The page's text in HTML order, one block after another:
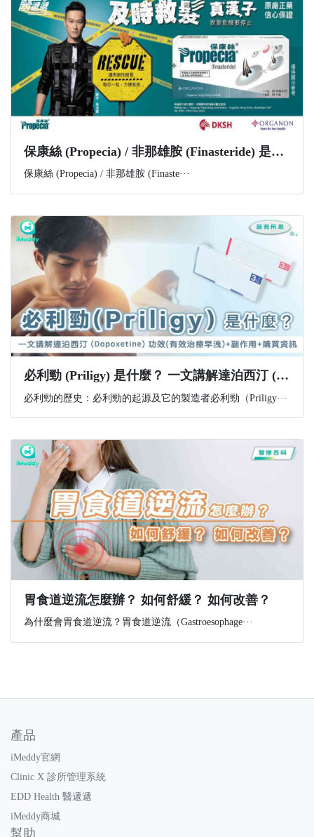
​保康絲 (Propecia) / 非那雄胺 (Finasteride) 是什麼？功效、副作用與購買資訊一文講解
保康絲 (Propecia) / 非那雄胺 (Finaste···
必利勁 (Priligy) 是什麼？ 一文講解達泊西汀 (Dapoxetine) 功效(有效治療早洩)+副作用+購買資訊
必利勁的歷史：必利勁的起源及它的製造者必利勁（Priligy···
胃食道逆流怎麼辦？ 如何舒緩？ 如何改善？
為什麼會胃食道逆流？胃食道逆流（Gastroesophage···
產品
iMeddy官網
Clinic X 診所管理系統
EDD Health 醫遞遞
iMeddy商城
幫助